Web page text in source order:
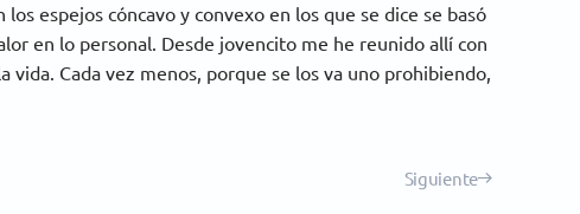
espejos cóncavo y convexo en los que se dice se basó
en lo personal. Desde jovencito me he reunido allí con
Cada vez menos, porque se los va uno prohibiendo,
Siguiente